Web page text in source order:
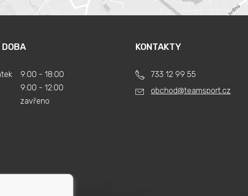
9:00 - 18:00
9:00 - 12:00
zavřeno
KONTAKTY
733 12 99 55
obchod@teamsport.cz